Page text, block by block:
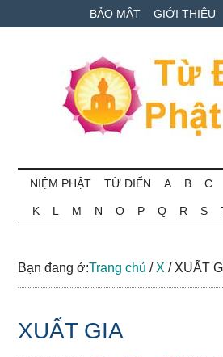
to
to
qua
BẢO MẬT GIỚI THIỆU
Từ
điển
Phật
học
ngữ
NIỆM PHẬT TỪ ĐIỂN A B C
K L M N O P Q R S
Bạn đang ở:Trang chủ / X /XUẤT
XUẤT GIA